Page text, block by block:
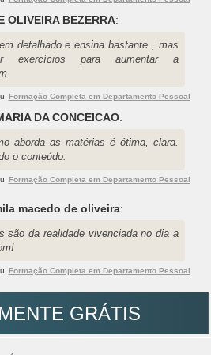
OLIVEIRA BEZERRA:
detalhado e ensina bastante , mas
exercícios para aumentar a
Formação Completa em Departamento Pessoal
DA CONCEICAO:
aborda as matérias é ótima, clara.
o conteúdo.
Formação Completa em Departamento Pessoal
macedo de oliveira:
são da realidade vivenciada no dia a
Formação Completa em Departamento Pessoal
GRÁTIS